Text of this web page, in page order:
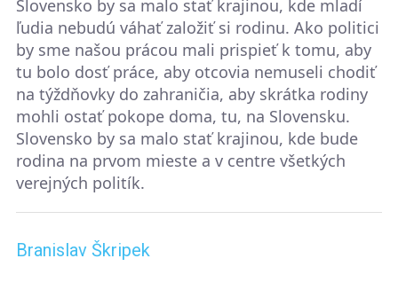
Slovensko by sa malo stať krajinou, kde mladí
ľudia nebudú váhať založiť si rodinu. Ako politici
by sme našou prácou mali prispieť k tomu, aby
tu bolo dosť práce, aby otcovia nemuseli chodiť
na týždňovky do zahraničia, aby skrátka rodiny
mohli ostať pokope doma, tu, na Slovensku.
Slovensko by sa malo stať krajinou, kde bude
rodina na prvom mieste a v centre všetkých
verejných politík.
Branislav Škripek